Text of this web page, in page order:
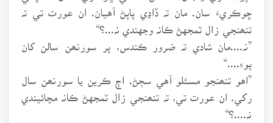
ڇوڪريءَ سان. مان تہ ڏاڍي پاپڻ آهيان. ان عورت تي تہ
تنھنجي زال ٽمجهڻ ڪانہ وجهندي نہ...؟“
”نہ....مان شادي تہ ضرور ڪندس، پر سورنھن سالن کان
پوءِ....“
”اهو تنھنجو مسئلو آهي سڄڻ. اڄ ڪرين يا سورنھن سال
رکي. ان عورت تي، تہ تنھنجي زال ٽمجهڻ ڪانہ مچائيندي
نہ....؟“